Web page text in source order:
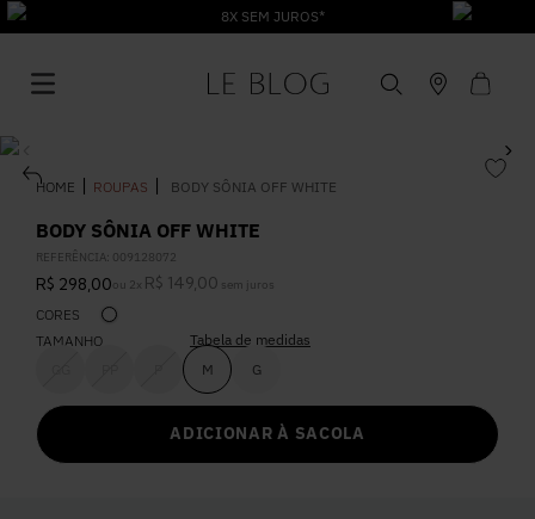
8X SEM JUROS*
ROUPAS BODY SÔNIA OFF WHITE
BODY SÔNIA OFF WHITE
REFERÊNCIA: 009128072
R$ 298,00 ou 2 x R$ 149 00 sem juros
CORES
TAMANHO
M G
Tabela de medidas
ADICIONAR À SACOLA
1º Vestido
2º